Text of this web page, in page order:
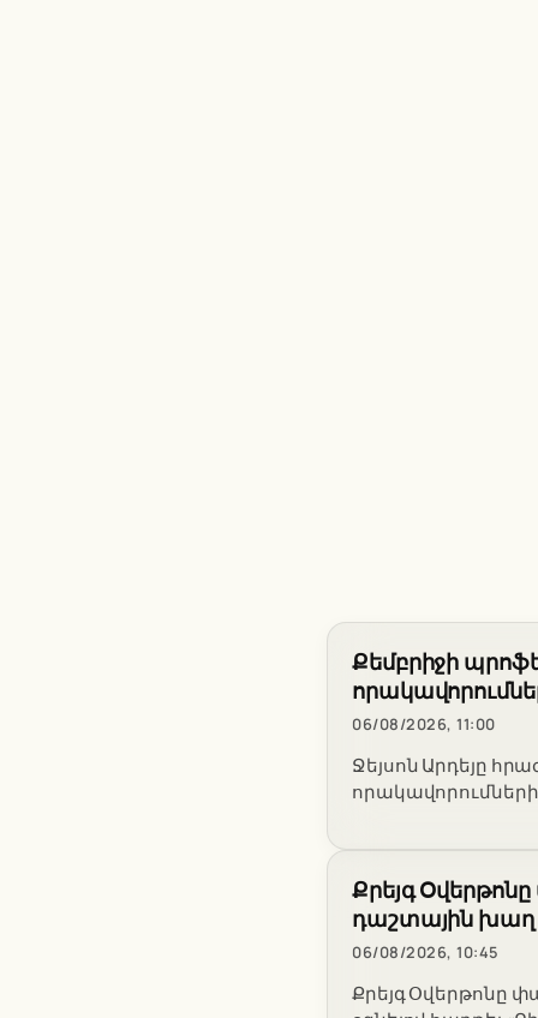
Քեմբրիջի
06/08/2026, 11:00
Ջեյսոն Արդեյը
Քրեյգ
դաշտային խաղ
06/08/2026, 10:45
Քրեյգ Օվերթոնը